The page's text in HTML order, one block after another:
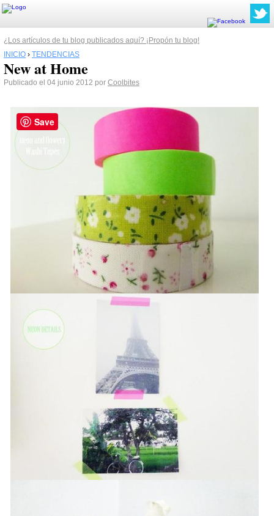
¿Los artículos de tu blog publicados aquí? ¡Propón tu blog!
INICIO › TENDENCIAS
New at Home
Publicado el 04 junio 2012 por Coolbites
Save